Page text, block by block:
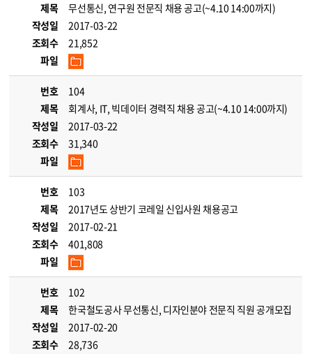
제목
무선통신, 연구원 전문직 채용 공고(~4.10 14:00까지)
작성일
2017-03-22
조회수
21,852
파일
번호
104
제목
회계사, IT, 빅데이터 경력직 채용 공고(~4.10 14:00까지)
작성일
2017-03-22
조회수
31,340
파일
번호
103
제목
2017년도 상반기 코레일 신입사원 채용공고
작성일
2017-02-21
조회수
401,808
파일
번호
102
제목
한국철도공사 무선통신, 디자인분야 전문직 직원 공개모집
작성일
2017-02-20
조회수
28,736